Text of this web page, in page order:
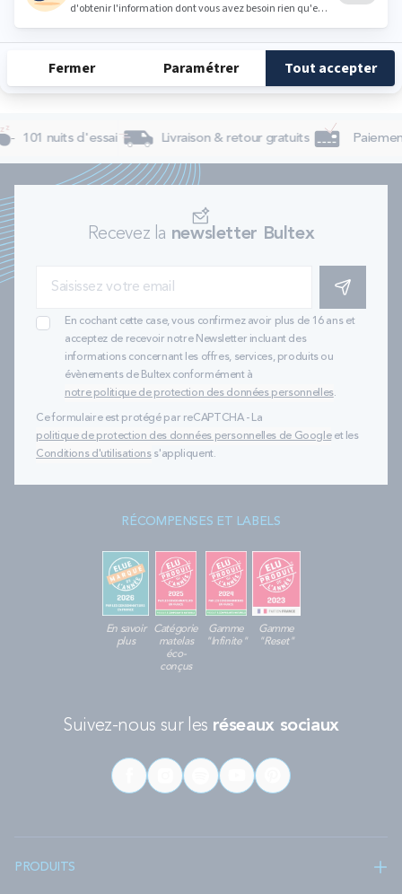
101 nuits d'essai Livraison & retour gratuits
Recevez la newsletter Bultex
S'INSCRIRE
En cochant cette case, vous confirmez avoir plus de 16 ans et
acceptez de recevoir notre Newsletter incluant des
informations concernant les offres, services, produits ou
évènements de Bultex conformément à
notre politique de protection des données personnelles.
Ce formulaire est protégé par reCAPTCHA - La
politique de protection des données personnelles de Googleet les
Conditions d'utilisationss'appliquent.
RÉCOMPENSES ET LABELS
En savoir
plus
Catégorie
matelas
éco-
conçus
Gamme
"Infinite"
Gamme
"Reset"
Suivez-nous sur les réseaux sociaux
PRODUITS